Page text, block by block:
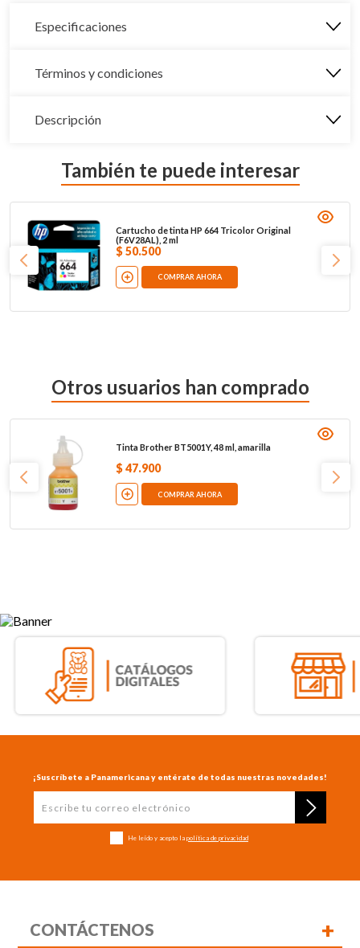
Especificaciones
Términos y condiciones
Descripción
También te puede interesar
Cartucho de tinta HP 664 Tricolor Original
(F6V28AL), 2 ml
$ 50.500
COMPRAR AHORA
Otros usuarios han comprado
Tinta Brother BT5001Y, 48 ml, amarilla
$ 47.900
COMPRAR AHORA
¡Suscríbete a Panamericana y entérate de todas nuestras novedades!
He leído y acepto la política de privacidad
CONTÁCTENOS
+